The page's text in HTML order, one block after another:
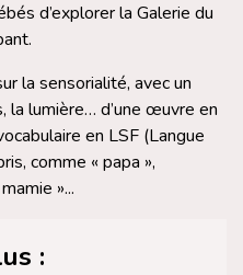
d’explorer la Galerie du
la sensorialité, avec un
la lumière… d’une œuvre en
en LSF (Langue
comme « papa »,
»...
: